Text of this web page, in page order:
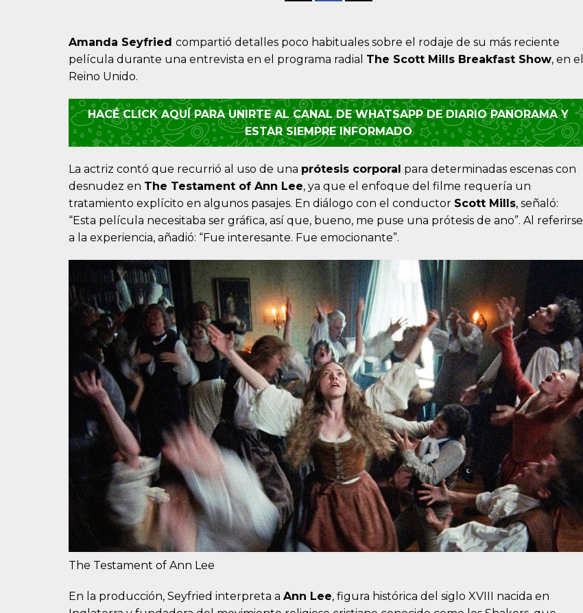
Amanda Seyfried compartió detalles poco habituales sobre el rodaje de su más reciente
película durante una entrevista en el programa radial The Scott Mills Breakfast Show, en el
Reino Unido.
HACÉ CLICK AQUÍ PARA UNIRTE AL CANAL DE WHATSAPP DE DIARIO PANORAMA Y
ESTAR SIEMPRE INFORMADO
La actriz contó que recurrió al uso de una prótesis corporal para determinadas escenas con
desnudez en The Testament of Ann Lee, ya que el enfoque del filme requería un
tratamiento explícito en algunos pasajes. En diálogo con el conductor Scott Mills, señaló:
“Esta película necesitaba ser gráfica, así que, bueno, me puse una prótesis de ano”. Al referirse
a la experiencia, añadió: “Fue interesante. Fue emocionante”.
The Testament of Ann Lee
En la producción, Seyfried interpreta a Ann Lee, figura histórica del siglo XVIII nacida en